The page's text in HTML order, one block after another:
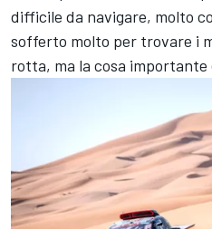
difficile da navigare, molto
sofferto molto per trovare i
rotta, ma la cosa importante